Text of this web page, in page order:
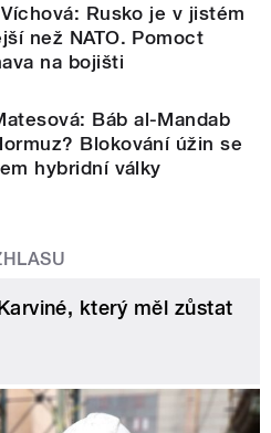
Rusko je v jistém
než NATO. Pomoct
na bojišti
Báb al-Mandab
Blokování úžin se
hybridní války
který měl zůstat